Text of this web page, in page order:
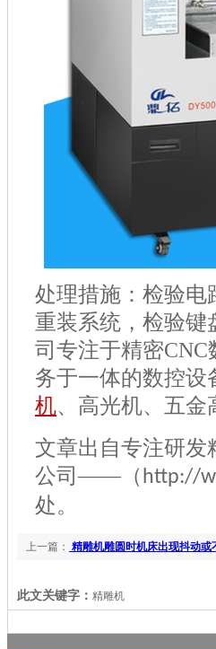
处理措施：检验电
重装系统，检验键
司专注于精密CNC
务于一体的数控设
机、高光机、五金
文章出自专注研发
公司——（ http://
处。
上一篇： 精雕机雕圆时机床出现抖动或
此文关键字： 精雕机